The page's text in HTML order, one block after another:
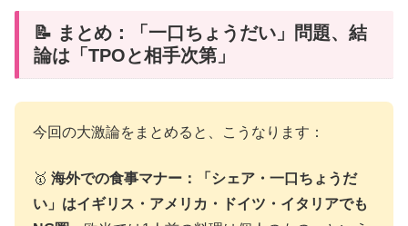
📝 まとめ：「一口ちょうだい」問題、結
論は「TPOと相手次第」
今回の大激論をまとめると、こうなります：
🥇 海外での食事マナー：「シェア・一口ちょうだ
い」はイギリス・アメリカ・ドイツ・イタリアでも